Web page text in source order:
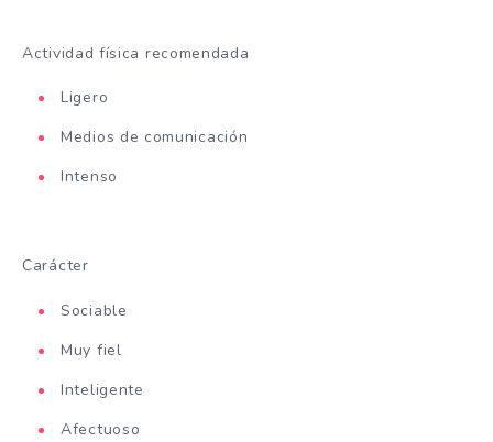
Actividad física recomendada
Ligero
Medios de comunicación
Intenso
Carácter
Sociable
Muy fiel
Inteligente
Afectuoso